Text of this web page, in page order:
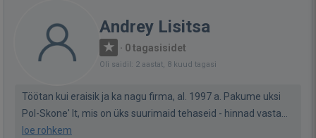
Andrey Lisitsa
· 0 tagasisidet
Oli saidil: 2 aastat, 8 kuud tagasi
Töötan kui eraisik ja ka nagu firma, al. 1997 a. Pakume uksi
Pol-Skone' lt, mis on üks suurimaid tehaseid - hinnad vasta...
loe rohkem